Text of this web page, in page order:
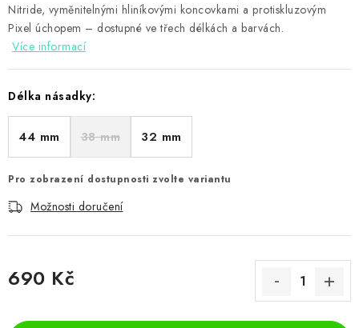
Nitride, vyměnitelnými hliníkovými koncovkami a protiskluzovým
Pixel úchopem – dostupné ve třech délkách a barvách.
Více informací
Délka násadky:
44 mm 38 mm 32 mm
Pro zobrazení dostupnosti zvolte variantu
Možnosti doručení
690 Kč